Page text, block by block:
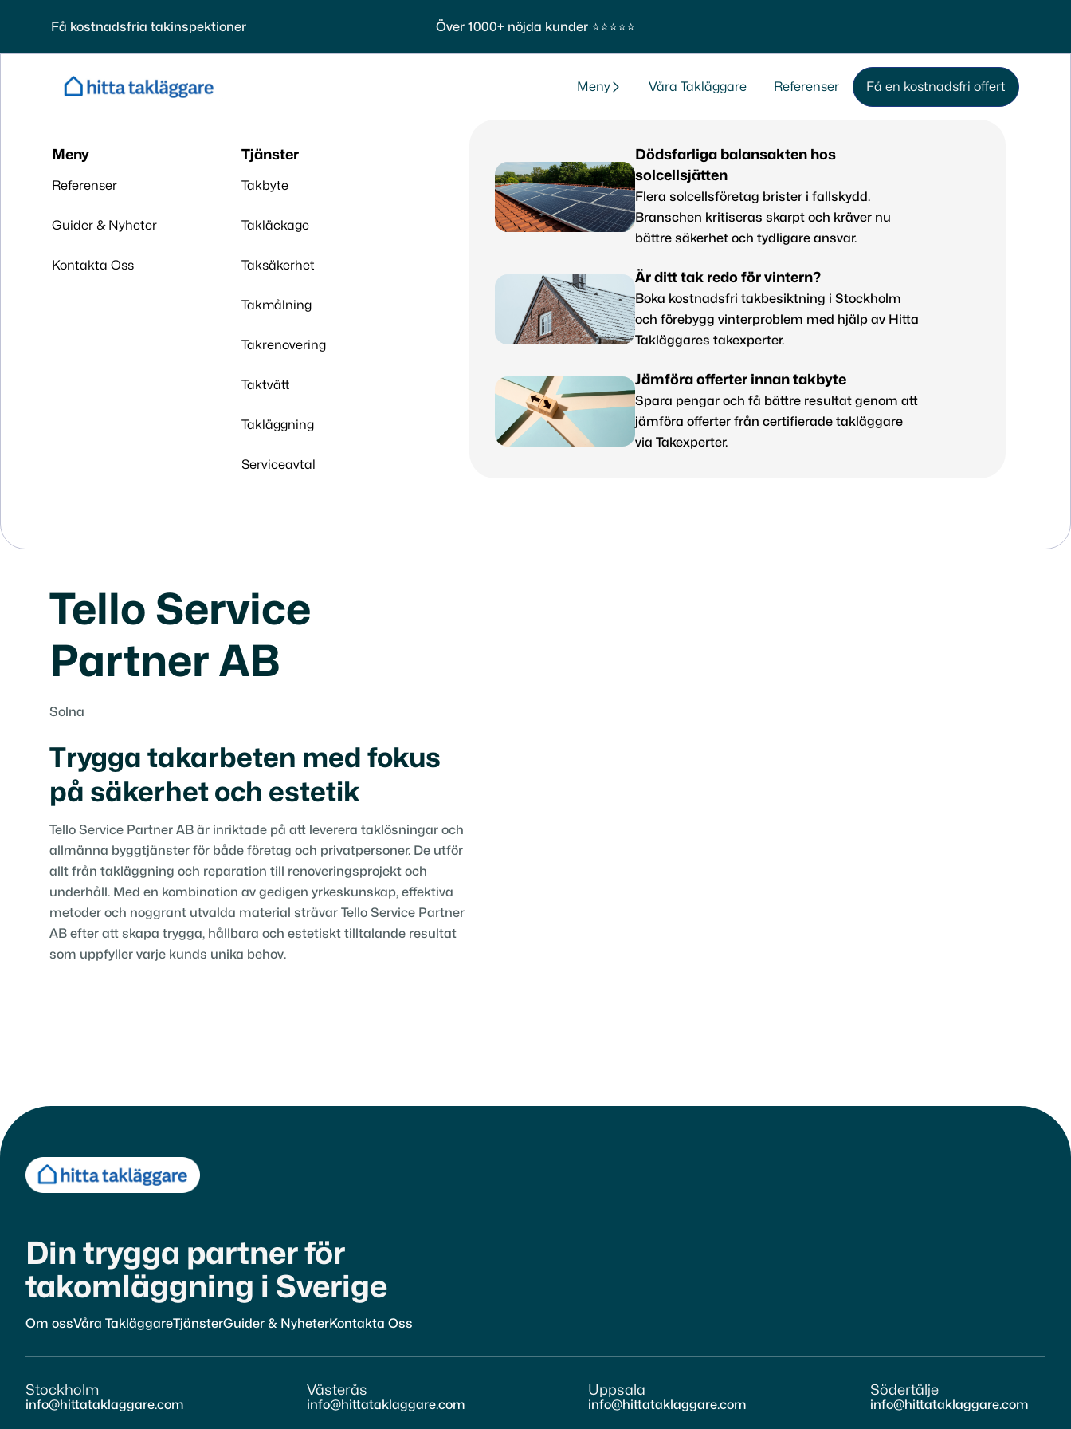
Få kostnadsfria takinspektioner Över 1000+ nöjda kunder ⭐⭐⭐⭐⭐
Meny Våra Takläggare Referenser Få en kostnadsfri offert
Meny
Referenser
Guider & Nyheter
Kontakta Oss
Tjänster
Takbyte
Takläckage
Taksäkerhet
Takmålning
Takrenovering
Taktvätt
Takläggning
Serviceavtal
Dödsfarliga balansakten hos
solcellsjätten
Flera solcellsföretag brister i fallskydd.
Branschen kritiseras skarpt och kräver nu
bättre säkerhet och tydligare ansvar.
Är ditt tak redo för vintern?
Boka kostnadsfri takbesiktning i Stockholm
och förebygg vinterproblem med hjälp av Hitta
Takläggares takexperter.
Jämföra offerter innan takbyte
Spara pengar och få bättre resultat genom att
jämföra offerter från certifierade takläggare
via Takexperter.
Tello Service
Partner AB
Solna
Trygga takarbeten med fokus
på säkerhet och estetik
Tello Service Partner AB är inriktade på att leverera taklösningar och
allmänna byggtjänster för både företag och privatpersoner. De utför
allt från takläggning och reparation till renoveringsprojekt och
underhåll. Med en kombination av gedigen yrkeskunskap, effektiva
metoder och noggrant utvalda material strävar Tello Service Partner
AB efter att skapa trygga, hållbara och estetiskt tilltalande resultat
som uppfyller varje kunds unika behov.
Din trygga partner för
takomläggning i Sverige
Om ossVåra TakläggareTjänsterGuider & NyheterKontakta Oss
Stockholm
info@hittataklaggare.com
Västerås
info@hittataklaggare.com
Uppsala
info@hittataklaggare.com
Södertälje
info@hittataklaggare.com